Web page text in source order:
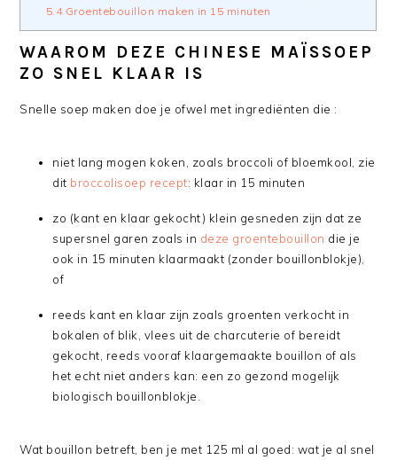
5.4Groentebouillon maken in 15 minuten
WAAROM DEZE CHINESE MAÏSSOEP
ZO SNEL KLAAR IS
Snelle soep maken doe je ofwel met ingrediënten die :
niet lang mogen koken, zoals broccoli of bloemkool, zie
dit broccolisoep recept: klaar in 15 minuten
zo (kant en klaar gekocht) klein gesneden zijn dat ze
supersnel garen zoals in deze groentebouillon die je
ook in 15 minuten klaarmaakt (zonder bouillonblokje),
of
reeds kant en klaar zijn zoals groenten verkocht in
bokalen of blik, vlees uit de charcuterie of bereidt
gekocht, reeds vooraf klaargemaakte bouillon of als
het echt niet anders kan: een zo gezond mogelijk
biologisch bouillonblokje.
Wat bouillon betreft, ben je met 125 ml al goed: wat je al snel